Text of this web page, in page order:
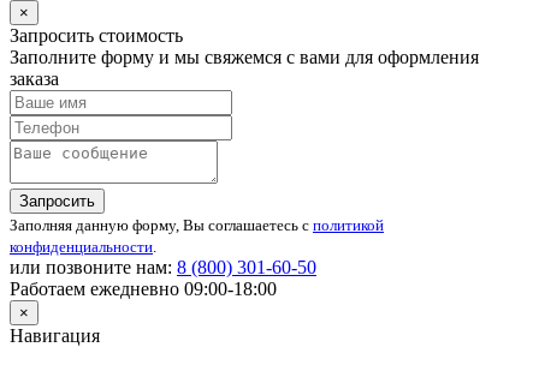
×
Запросить стоимость
Заполните форму и мы свяжемся с вами для оформления
заказа
Запросить
Заполняя данную форму, Вы соглашаетесь с политикой
конфиденциальности.
или позвоните нам: 8 (800) 301-60-50
Работаем ежедневно 09:00-18:00
×
Навигация